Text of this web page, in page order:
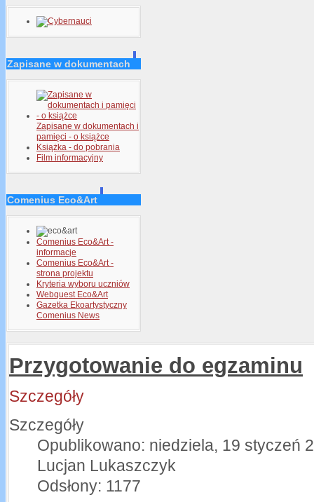
Zapisane w dokumentach
Zapisane w dokumentach i
pamięci - o książce
Książka - do pobrania
Film informacyjny
Comenius Eco&Art
Comenius Eco&Art -
informacje
Comenius Eco&Art -
strona projektu
Kryteria wyboru uczniów
Webquest Eco&Art
Gazetka Ekoartystyczny
Comenius News
Przygotowanie do egzaminu
Szczegóły
Szczegóły
Opublikowano: niedziela, 19 styczeń
Lucjan Lukaszczyk
Odsłony: 1177